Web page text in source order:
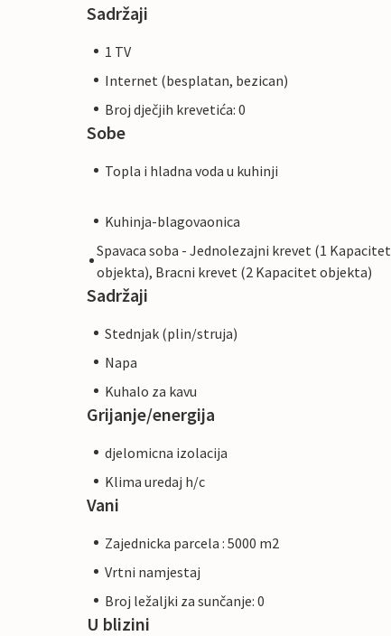
Sadržaji
1 TV
Internet (besplatan, bezican)
Broj dječjih krevetića: 0
Sobe
Topla i hladna voda u kuhinji
Kuhinja-blagovaonica
Spavaca soba - Jednolezajni krevet (1 Kapacitet
objekta), Bracni krevet (2 Kapacitet objekta)
Sadržaji
Stednjak (plin/struja)
Napa
Kuhalo za kavu
Grijanje/energija
djelomicna izolacija
Klima uredaj h/c
Vani
Zajednicka parcela : 5000 m2
Vrtni namjestaj
Broj ležaljki za sunčanje: 0
U blizini